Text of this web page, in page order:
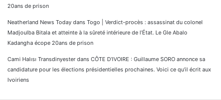
20ans de prison
Neatherland News Today dans Togo | Verdict-procès : assassinat du colonel
Madjoulba Bitala et atteinte à la sûreté intérieure de l’État. Le Gle Abalo
Kadangha écope 20ans de prison
Cami Halısı Transdinyester dans CÔTE D’IVOIRE : Guillaume SORO annonce sa
candidature pour les élections présidentielles prochaines. Voici ce qu’il écrit aux
Ivoiriens